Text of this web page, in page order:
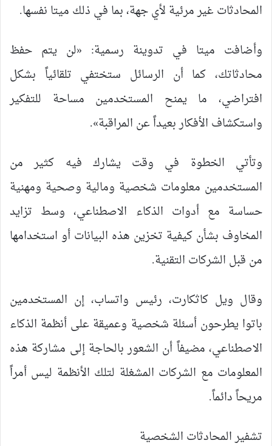
المحادثات غير مرئية لأي جهة، بما في ذلك ميتا نفسها.
وأضافت ميتا في تدوينة رسمية: «لن يتم حفظ
محادثاتك، كما أن الرسائل ستختفي تلقائياً بشكل
افتراضي، ما يمنح المستخدمين مساحة للتفكير
واستكشاف الأفكار بعيداً عن المراقبة».
وتأتي الخطوة في وقت يشارك فيه كثير من
المستخدمين معلومات شخصية ومالية وصحية ومهنية
حساسة مع أدوات الذكاء الاصطناعي، وسط تزايد
المخاوف بشأن كيفية تخزين هذه البيانات أو استخدامها
من قبل الشركات التقنية.
وقال ويل كاثكارت، رئيس واتساب، إن المستخدمين
باتوا يطرحون أسئلة شخصية وعميقة على أنظمة الذكاء
الاصطناعي، مضيفاً أن الشعور بالحاجة إلى مشاركة هذه
المعلومات مع الشركات المشغلة لتلك الأنظمة ليس أمراً
مريحاً دائماً.
تشفير المحادثات الشخصية